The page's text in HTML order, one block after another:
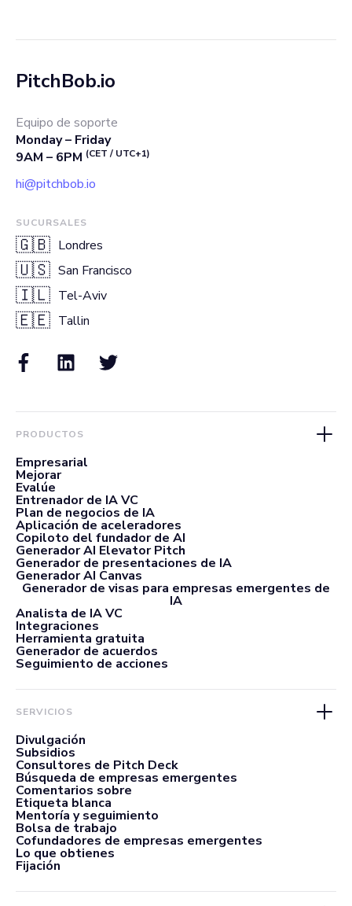
PitchBob.io
Equipo de soporte
Monday – Friday
9AM – 6PM (CET / UTC+1)
hi@pitchbob.io
SUCURSALES
🇬🇧 Londres
🇺🇸 San Francisco
🇮🇱 Tel-Aviv
🇪🇪 Tallin
PRODUCTOS
Empresarial
Mejorar
Evalúe
Entrenador de IA VC
Plan de negocios de IA
Aplicación de aceleradores
Copiloto del fundador de AI
Generador AI Elevator Pitch
Generador de presentaciones de IA
Generador AI Canvas
Generador de visas para empresas emergentes de
IA
Analista de IA VC
Integraciones
Herramienta gratuita
Generador de acuerdos
Seguimiento de acciones
SERVICIOS
Divulgación
Subsidios
Consultores de Pitch Deck
Búsqueda de empresas emergentes
Comentarios sobre
Etiqueta blanca
Mentoría y seguimiento
Bolsa de trabajo
Cofundadores de empresas emergentes
Lo que obtienes
Fijación